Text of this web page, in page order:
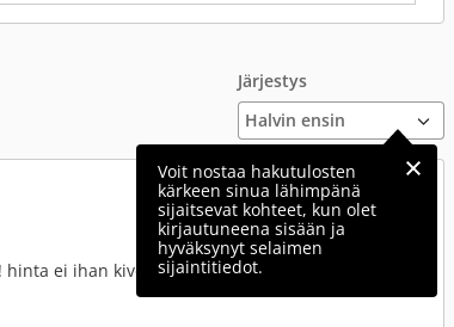
Järjestys
Voit nostaa hakutulosten
kärkeen sinua lähimpänä
sijaitsevat kohteet, kun olet
kirjautuneena sisään ja
hyväksynyt selaimen
sijaintitiedot.
1 900 €
ei ihan kiveenhakattu! PAREMMAT KUVAT